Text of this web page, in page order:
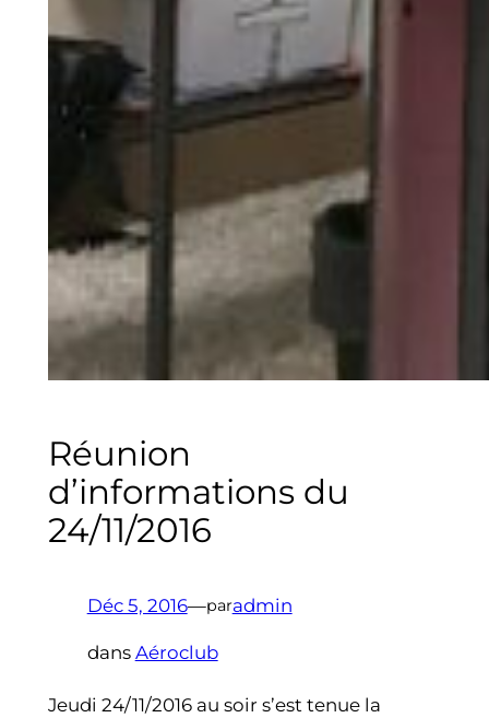
Réunion
d’informations du
24/11/2016
Déc 5, 2016—paradmin
dans Aéroclub
Jeudi 24/11/2016 au soir s’est tenue la